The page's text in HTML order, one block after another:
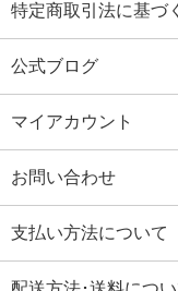
特定商取引法に基づ
公式ブログ
マイアカウント
お問い合わせ
支払い方法について